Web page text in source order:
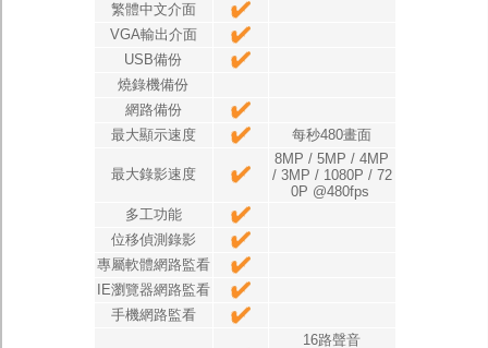
繁體中文介面
VGA輸出介面
USB備份
燒錄機備份
網路備份
最大顯示速度
每秒480畫面
最大錄影速度
8MP / 5MP / 4MP
/ 3MP / 1080P / 72
0P @480fps
多工功能
位移偵測錄影
專屬軟體網路監看
IE瀏覽器網路監看
手機網路監看
16路聲音